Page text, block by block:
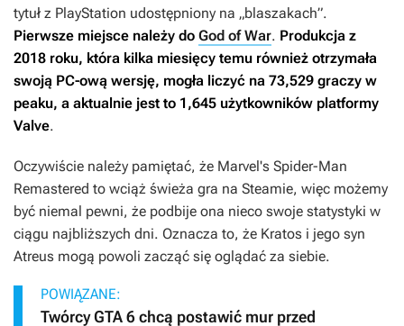
tytuł z PlayStation udostępniony na „blaszakach”.
Pierwsze miejsce należy do God of War. Produkcja z
2018 roku, która kilka miesięcy temu również otrzymała
swoją PC-ową wersję, mogła liczyć na 73,529 graczy w
peaku, a aktualnie jest to 1,645 użytkowników platformy
Valve.
Oczywiście należy pamiętać, że Marvel's Spider-Man
Remastered to wciąż świeża gra na Steamie, więc możemy
być niemal pewni, że podbije ona nieco swoje statystyki w
ciągu najbliższych dni. Oznacza to, że Kratos i jego syn
Atreus mogą powoli zacząć się oglądać za siebie.
POWIĄZANE:
Twórcy GTA 6 chcą postawić mur przed